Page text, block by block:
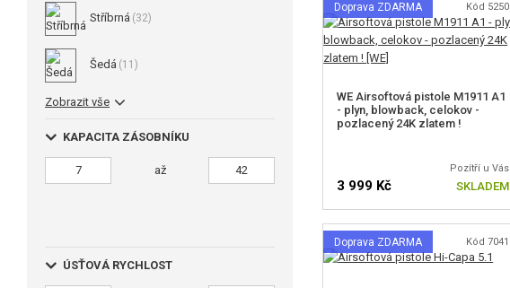
Stříbrná (32)
Šedá (11)
Zobrazit vše
KAPACITA ZÁSOBNÍKU
až
ÚSŤOVÁ RYCHLOST
Doprava ZDARMA Kód 5250
WE Airsoftová pistole M1911 A1
- plyn, blowback, celokov -
pozlacený 24K zlatem !
Pozítří u Vás
3 999 Kč SKLADEM
Doprava ZDARMA Kód 7041